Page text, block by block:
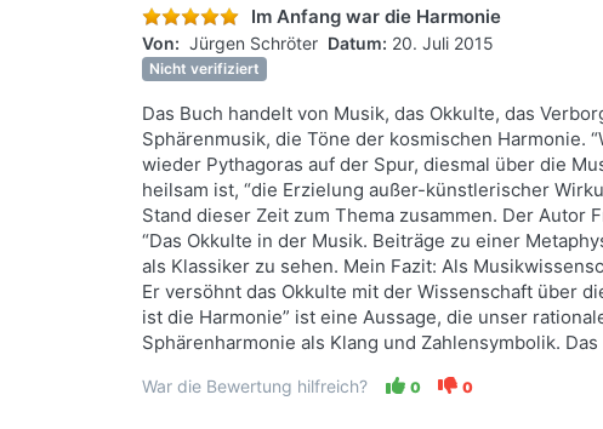
Im Anfang war die Harmonie
Von: Jürgen Schröter Datum: 20. Juli 2015
Nicht verifiziert
Das Buch handelt von Musik, das Okkulte, das
Sphärenmusik, die Töne der kosmischen Harmonie.
wieder Pythagoras auf der Spur, diesmal über die
heilsam ist, “die Erzielung außer-künstlerischer
Stand dieser Zeit zum Thema zusammen. Der Autor
“Das Okkulte in der Musik. Beiträge zu einer
als Klassiker zu sehen. Mein Fazit: Als
Er versöhnt das Okkulte mit der Wissenschaft über
ist die Harmonie” ist eine Aussage, die unser
Sphärenharmonie als Klang und Zahlensymbolik.
War die Bewertung hilfreich? 0 0